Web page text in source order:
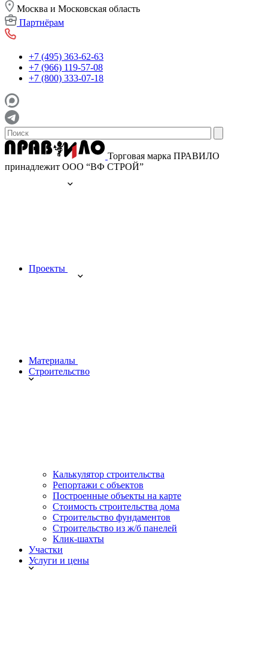
Москва и Московская область
Партнёрам
+7 (495) 363-62-63
+7 (966) 119-57-08
+7 (800) 333-07-18
Торговая марка ПРАВИЛО
принадлежит ООО “ВФ СТРОЙ”
Проекты
Материалы
Строительство
Калькулятор строительства
Репортажи с объектов
Построенные объекты на карте
Стоимость строительства дома
Строительство фундаментов
Строительство из ж/б панелей
Клик-шахты
Участки
Услуги и цены